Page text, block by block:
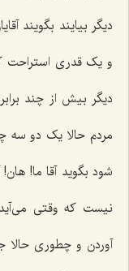
دیگر بیایند بگویند
و یک قدری استراحت
دیگر بیش از چند
مردم حالا یک دو سه
شود بگوید آقا ما!
نیست که وقتی
آوردن و چطوری حالا